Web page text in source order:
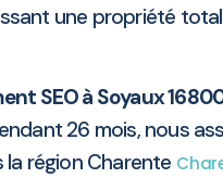
une propriété
SEO à Soyaux
26 mois, nous
région Charente